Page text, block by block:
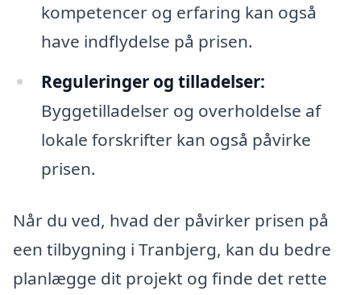
kompetencer og erfaring kan også
have indflydelse på prisen.
Reguleringer og tilladelser:
Byggetilladelser og overholdelse af
lokale forskrifter kan også påvirke
prisen.
Når du ved, hvad der påvirker prisen på
een tilbygning i Tranbjerg, kan du bedre
planlægge dit projekt og finde det rette